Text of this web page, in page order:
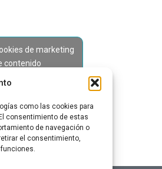
como las cookies para
consentimiento de estas
de navegación o
el consentimiento,
de marketing
contenido